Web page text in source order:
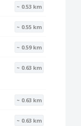
~ 0.53 km
~ 0.55 km
~ 0.59 km
~ 0.63 km
~ 0.63 km
~ 0.63 km